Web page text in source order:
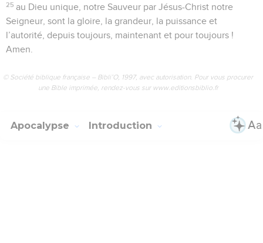
25 au Dieu unique, notre Sauveur par Jésus-Christ notre
Seigneur, sont la gloire, la grandeur, la puissance et
l’autorité, depuis toujours, maintenant et pour toujours !
Amen.
© Société biblique française – Bibli’O, 1997, avec autorisation. Pour vous procurer
une Bible imprimée, rendez-vous sur www.editionsbiblio.fr
Apocalypse Introduction